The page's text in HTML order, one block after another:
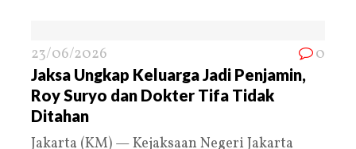
23/06/2026 0
Jaksa Ungkap Keluarga Jadi Penjamin,
Roy Suryo dan Dokter Tifa Tidak
Ditahan
Jakarta (KM) — Kejaksaan Negeri Jakarta